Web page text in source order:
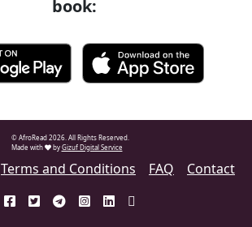
book:
© AfroRead 2026. All Rights Reserved.
Made with
byGizuf Digital Service
Terms and Conditions FAQ Contact